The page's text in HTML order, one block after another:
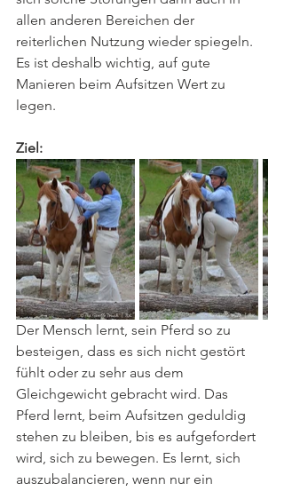
allen anderen Bereichen der
reiterlichen Nutzung wieder spiegeln.
Es ist deshalb wichtig, auf gute
Manieren beim Aufsitzen Wert zu
legen.
Ziel:
Der Mensch lernt, sein Pferd so zu
besteigen, dass es sich nicht gestört
fühlt oder zu sehr aus dem
Gleichgewicht gebracht wird. Das
Pferd lernt, beim Aufsitzen geduldig
stehen zu bleiben, bis es aufgefordert
wird, sich zu bewegen. Es lernt, sich
auszubalancieren, wenn nur ein